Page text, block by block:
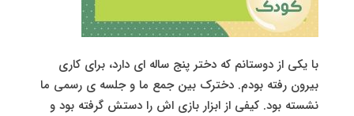
با یکی از دوستانم که دختر پنج ساله ای دارد، برای کاری
بیرون رفته بودم. دخترک بین جمع ما و جلسه ی رسمی ما
نشسته بود. کیفی از ابزار بازی اش را دستش گرفته بود و